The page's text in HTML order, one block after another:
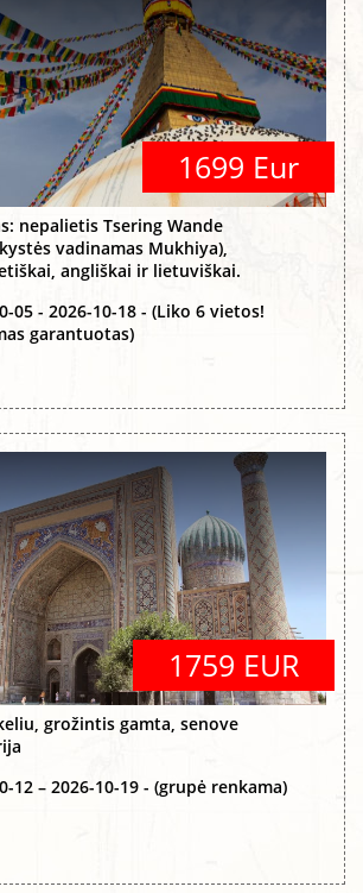
1699 Eur
nepalietis Tsering Wande
vadinamas Mukhiya),
angliškai ir lietuviškai.
05 - 2026-10-18 - (Liko 6 vietos!
garantuotas)
1759 EUR
grožintis gamta, senove
12 – 2026-10-19 - (grupė renkama)